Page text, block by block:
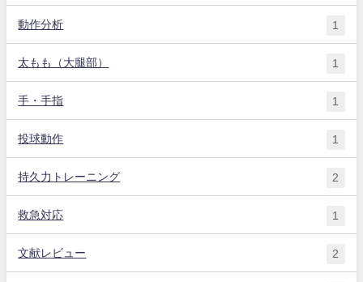
動作分析 1
太もも（大腿部） 1
手・手指 1
投球動作 1
持久力トレーニング 2
救急対応 1
文献レビュー 2